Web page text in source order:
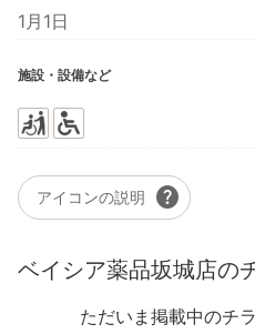
アイコンの説明 help
1月1日
施設・設備など
ベイシア薬品坂城店の
ただいま掲載中のチ